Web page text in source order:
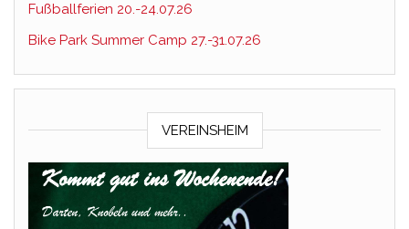
Fußballferien 20.-24.07.26
Bike Park Summer Camp 27.-31.07.26
VEREINSHEIM